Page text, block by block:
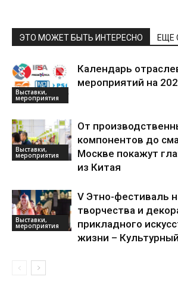
ЭТО МОЖЕТ БЫТЬ ИНТЕРЕСНО ЕЩЕ
Выставки,
мероприятия
Календарь
мероприятий на
Выставки,
мероприятия
От
компонентов до
Москве покажут
из Китая
Выставки,
мероприятия
V Этно-фестиваль
творчества и
прикладного
жизни –